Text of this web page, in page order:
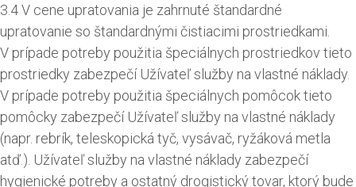
3.4 V cene upratovania je zahrnuté štandardné
upratovanie so štandardnými čistiacimi prostriedkami.
V prípade potreby použitia špeciálnych prostriedkov tieto
prostriedky zabezpečí Užívateľ služby na vlastné náklady.
V prípade potreby použitia špeciálnych pomôcok tieto
pomôcky zabezpečí Užívateľ služby na vlastné náklady
(napr. rebrík, teleskopická tyč, vysávač, ryžáková metla
atď.). Užívateľ služby na vlastné náklady zabezpečí
hygienické potreby a ostatný drogistický tovar, ktorý bude